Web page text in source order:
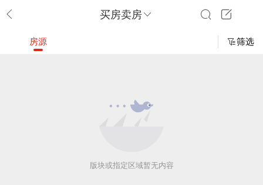
买房卖房
房源 筛选
版块或指定区域暂无内容